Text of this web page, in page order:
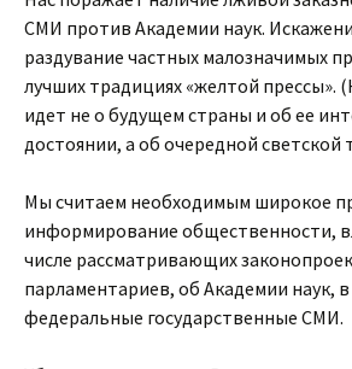
СМИ против Академии наук.
раздувание частных малозначимых
лучших традициях «желтой прессы».
идет не о будущем страны и об ее
достоянии, а об очередной светской
Мы считаем необходимым широкое
информирование общественности,
числе рассматривающих
парламентариев, об Академии наук, в
федеральные государственные СМИ.